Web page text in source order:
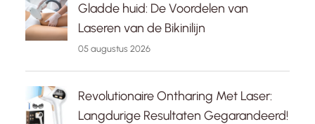
Gladde huid: De Voordelen van
Laseren van de Bikinilijn
05 augustus 2026
Revolutionaire Ontharing Met Laser:
Langdurige Resultaten Gegarandeerd!